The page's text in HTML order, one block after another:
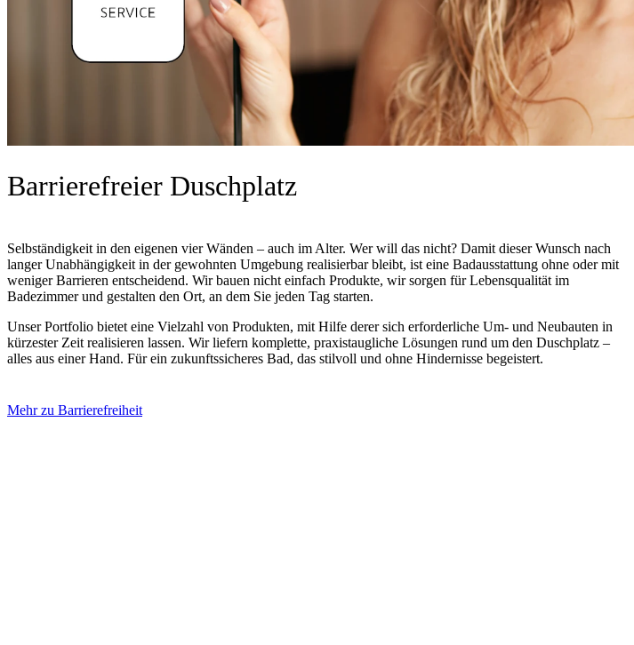
Barrierefreier Duschplatz
Selbständigkeit in den eigenen vier Wänden – auch im Alter. Wer will das nicht? Damit dieser Wunsch nach
langer Unabhängigkeit in der gewohnten Umgebung realisierbar bleibt, ist eine Badausstattung ohne oder mit
weniger Barrieren entscheidend. Wir bauen nicht einfach Produkte, wir sorgen für Lebensqualität im
Badezimmer und gestalten den Ort, an dem Sie jeden Tag starten.
Unser Portfolio bietet eine Vielzahl von Produkten, mit Hilfe derer sich erforderliche Um- und Neubauten in
kürzester Zeit realisieren lassen. Wir liefern komplette, praxistaugliche Lösungen rund um den Duschplatz –
alles aus einer Hand. Für ein zukunftssicheres Bad, das stilvoll und ohne Hindernisse begeistert.
Mehr zu Barrierefreiheit